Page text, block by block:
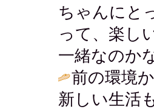
ちゃんにと
って、楽し
一緒なのか
前の環境
新しい生活